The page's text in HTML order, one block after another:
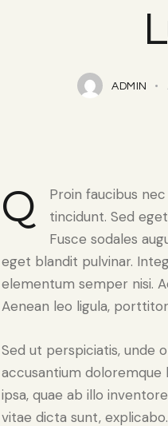
ADMIN
Q
Proin faucibus
tincidunt. Sed
Fusce sodales
eget blandit pulvinar.
elementum semper nisi.
Aenean leo ligula,
Sed ut perspiciatis, unde
accusantium
ipsa, quae ab illo
vitae dicta sunt, explicabo.